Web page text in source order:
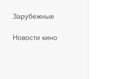
Зарубежные
Новости кино